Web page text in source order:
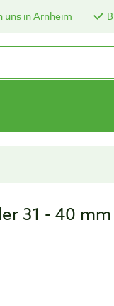
uns in Arnheim
31 - 40